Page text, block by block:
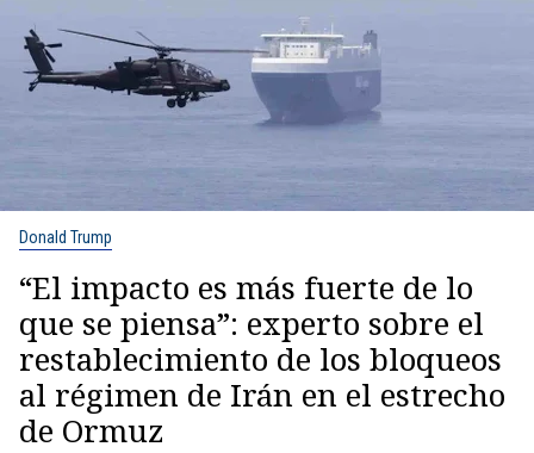
Donald Trump
“El impacto es más fuerte de lo
que se piensa”: experto sobre el
restablecimiento de los bloqueos
al régimen de Irán en el estrecho
de Ormuz